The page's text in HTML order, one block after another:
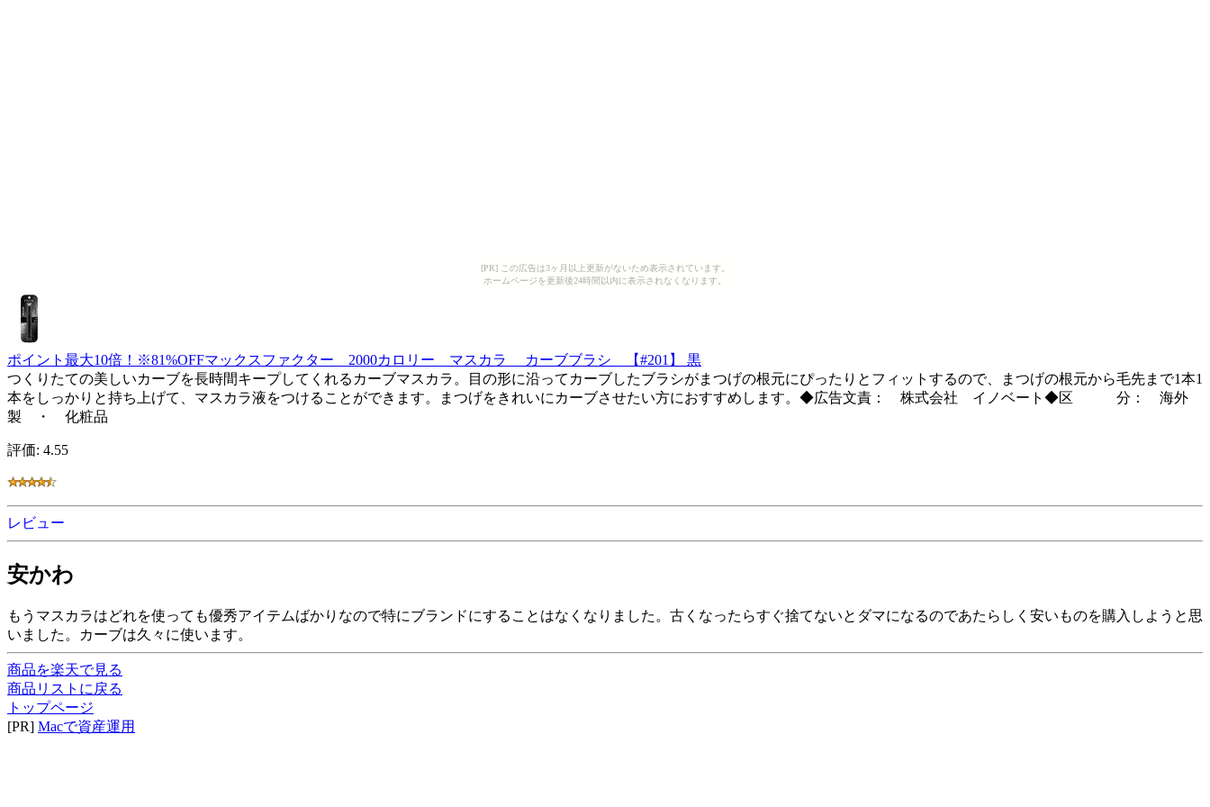
[PR] この広告は3ヶ月以上更新がないため表示されています。
ホームページを更新後24時間以内に表示されなくなります。
ポイント最大10倍！※81%OFFマックスファクター 2000カロリー マスカラ カーブブラシ 【#201】 黒
つくりたての美しいカーブを長時間キープしてくれるカーブマスカラ。目の形に沿ってカーブしたブラシがまつげの根元にぴったりとフィットするので、まつげの根元から毛先まで1本1
本をしっかりと持ち上げて、マスカラ液をつけることができます。まつげをきれいにカーブさせたい方におすすめします。◆広告文責： 株式会社 イノベート◆区 分： 海外
製 ・ 化粧品
評価: 4.55
レビュー
安かわ
もうマスカラはどれを使っても優秀アイテムばかりなので特にブランドにすることはなくなりました。古くなったらすぐ捨てないとダマになるのであたらしく安いものを購入しようと思
いました。カーブは久々に使います。
商品を楽天で見る
商品リストに戻る
トップページ
[PR] Macで資産運用